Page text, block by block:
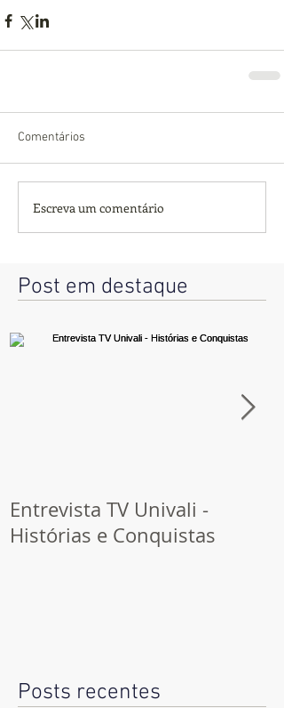
Comentários
Escreva um comentário
Post em destaque
Entrevista TV Univali -
Histórias e Conquistas
Posts recentes